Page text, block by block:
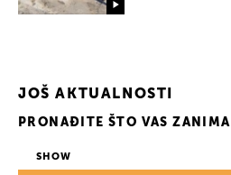
JOŠ AKTUALNOSTI
PRONAĐITE ŠTO VAS ZANIMA
SHOW